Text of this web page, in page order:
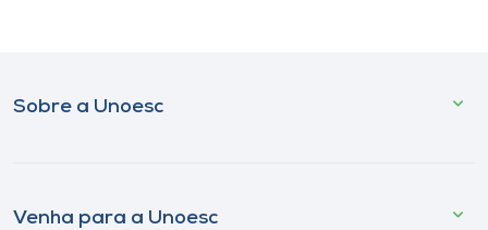
Sobre a Unoesc
Venha para a Unoesc